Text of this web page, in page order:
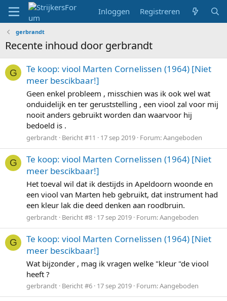
Inloggen Registreren
gerbrandt
Recente inhoud door gerbrandt
G
Te koop: viool Marten Cornelissen (1964) [Niet
meer bescikbaar!]
Geen enkel probleem , misschien was ik ook wel wat
onduidelijk en ter geruststelling , een viool zal voor mij
nooit anders gebruikt worden dan waarvoor hij
bedoeld is .
gerbrandt Bericht #11 17 sep 2019 Forum:Aangeboden
G
Te koop: viool Marten Cornelissen (1964) [Niet
meer bescikbaar!]
Het toeval wil dat ik destijds in Apeldoorn woonde en
een viool van Marten heb gebruikt, dat instrument had
een kleur lak die deed denken aan roodbruin.
gerbrandt Bericht #8 17 sep 2019 Forum:Aangeboden
G
Te koop: viool Marten Cornelissen (1964) [Niet
meer bescikbaar!]
Wat bijzonder , mag ik vragen welke "kleur "de viool
heeft ?
gerbrandt Bericht #6 17 sep 2019 Forum:Aangeboden